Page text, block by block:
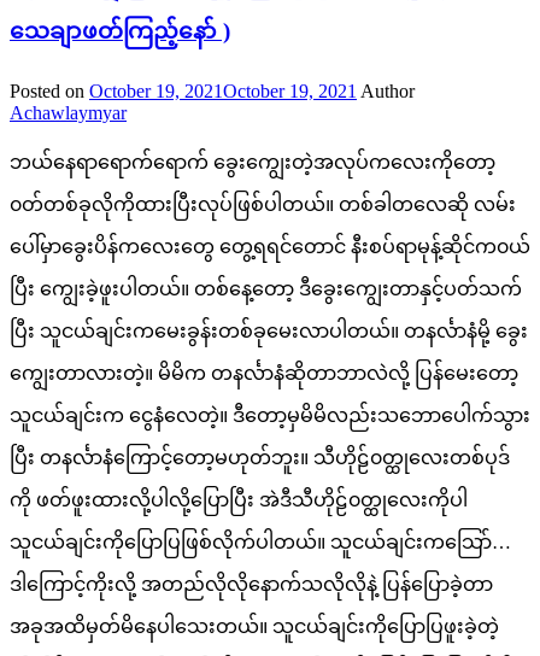
သေချာဖတ်ကြည့်နော် )
Posted on October 19, 2021October 19, 2021 Author
Achawlaymyar
ဘယ်နေရာရောက်ရောက် ခွေးကျွေးတဲ့အလုပ်ကလေးကိုတော့
၀တ်တစ်ခုလိုကိုထားပြီးလုပ်ဖြစ်ပါတယ်။ တစ်ခါတလေဆို လမ်း
ပေါ်မှာခွေးပိန်ကလေးတွေ တွေ့ရရင်တောင် နီးစပ်ရာမုန့်ဆိုင်က၀ယ်
ပြီး ကျွေးခဲ့ဖူးပါတယ်။ တစ်နေ့တော့ ဒီခွေးကျွေးတာနှင့်ပတ်သက်
ပြီး သူငယ်ချင်းကမေးခွန်းတစ်ခုမေးလာပါတယ်။ တနင်္လာနံမို့ ခွေး
ကျွေးတာလားတဲ့။ မိမိက တနင်္လာနံဆိုတာဘာလဲလို့ ပြန်မေးတော့
သူငယ်ချင်းက ငွေနံလေတဲ့။ ဒီတော့မှမိမိလည်းသဘောပေါက်သွား
ပြီး တနင်္လာနံကြောင့်တော့မဟုတ်ဘူး။ သီဟိုဠ်၀တ္ထုလေးတစ်ပုဒ်
ကို ဖတ်ဖူးထားလို့ပါလို့ပြောပြီး အဲဒီသီဟိုဠ်၀တ္ထုလေးကိုပါ
သူငယ်ချင်းကိုပြောပြဖြစ်လိုက်ပါတယ်။ သူငယ်ချင်းကသြော်…
ဒါကြောင့်ကိုးလို့ အတည်လိုလိုနောက်သလိုလိုနဲ့ ပြန်ပြောခဲ့တာ
အခုအထိမှတ်မိနေပါသေးတယ်။ သူငယ်ချင်းကိုပြောပြဖူးခဲ့တဲ့